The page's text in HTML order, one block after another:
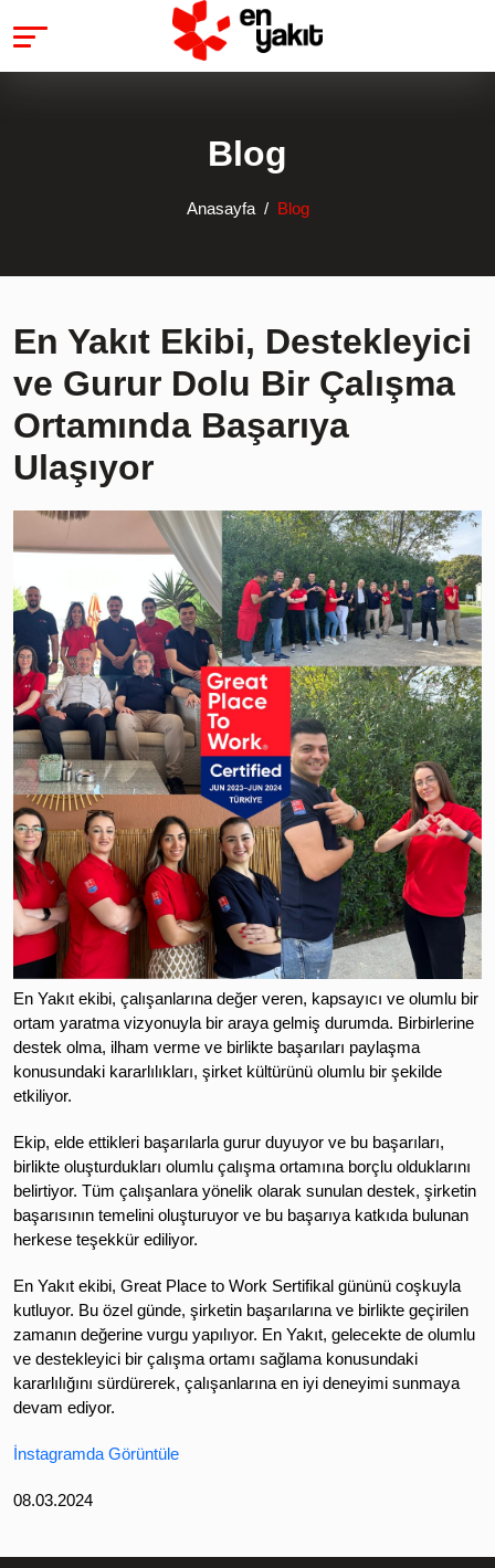
Blog
Anasayfa Blog
En Yakıt Ekibi, Destekleyici
ve Gurur Dolu Bir Çalışma
Ortamında Başarıya
Ulaşıyor
En Yakıt ekibi, çalışanlarına değer veren, kapsayıcı ve olumlu bir
ortam yaratma vizyonuyla bir araya gelmiş durumda. Birbirlerine
destek olma, ilham verme ve birlikte başarıları paylaşma
konusundaki kararlılıkları, şirket kültürünü olumlu bir şekilde
etkiliyor.
Ekip, elde ettikleri başarılarla gurur duyuyor ve bu başarıları,
birlikte oluşturdukları olumlu çalışma ortamına borçlu olduklarını
belirtiyor. Tüm çalışanlara yönelik olarak sunulan destek, şirketin
başarısının temelini oluşturuyor ve bu başarıya katkıda bulunan
herkese teşekkür ediliyor.
En Yakıt ekibi, Great Place to Work Sertifikal gününü coşkuyla
kutluyor. Bu özel günde, şirketin başarılarına ve birlikte geçirilen
zamanın değerine vurgu yapılıyor. En Yakıt, gelecekte de olumlu
ve destekleyici bir çalışma ortamı sağlama konusundaki
kararlılığını sürdürerek, çalışanlarına en iyi deneyimi sunmaya
devam ediyor.
İnstagramda Görüntüle
08.03.2024